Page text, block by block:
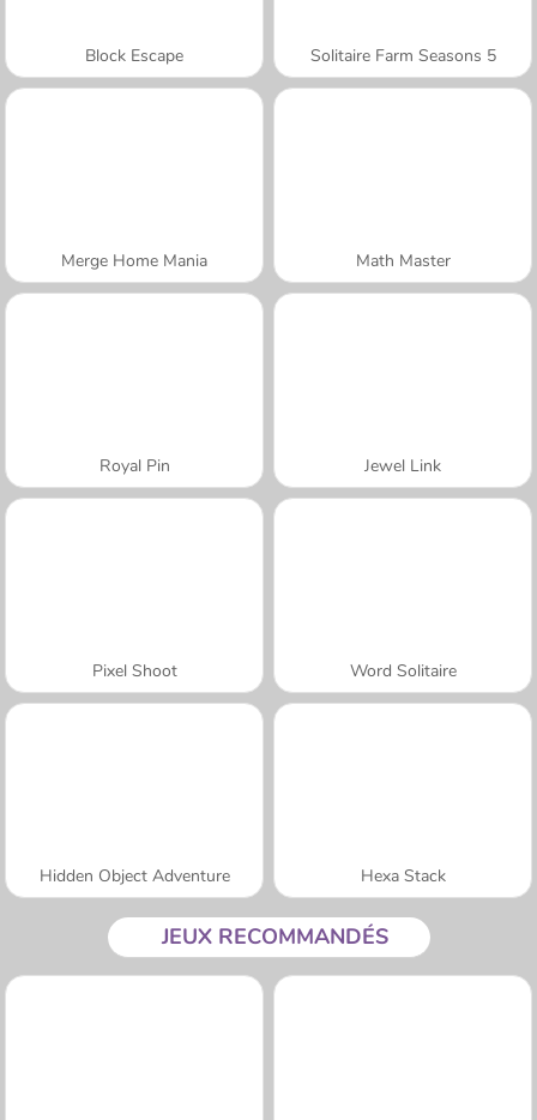
Block Escape Solitaire Farm Seasons 5
Merge Home Mania Math Master
Royal Pin Jewel Link
Pixel Shoot Word Solitaire
Hidden Object Adventure Hexa Stack
JEUX RECOMMANDÉS